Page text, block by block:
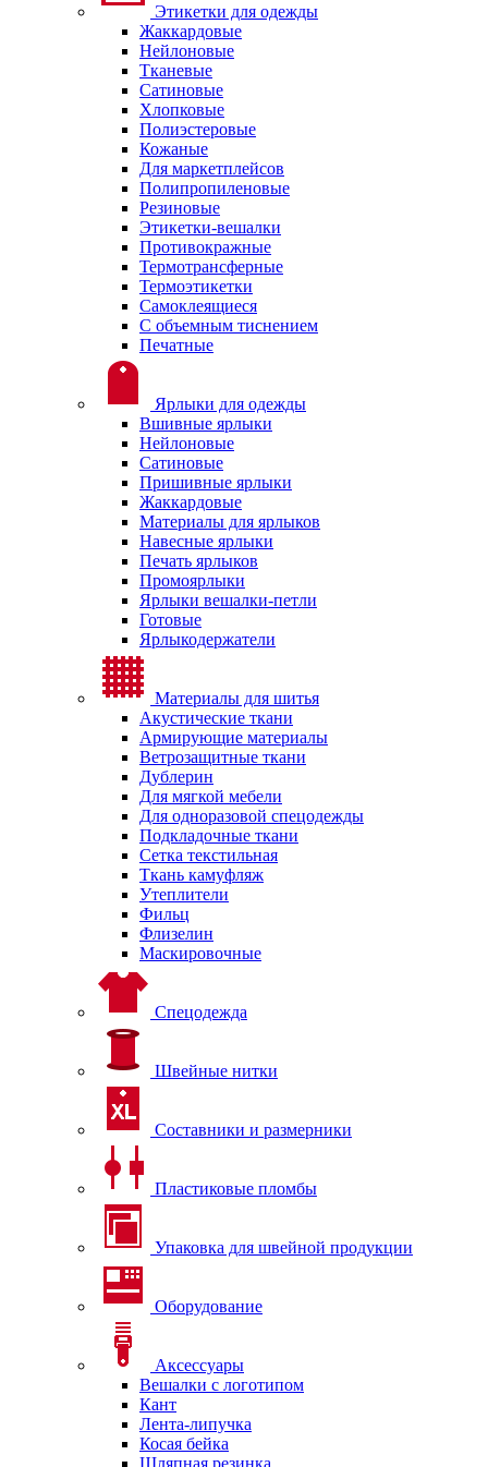
Этикетки для одежды
Жаккардовые
Нейлоновые
Тканевые
Сатиновые
Хлопковые
Полиэстеровые
Кожаные
Для маркетплейсов
Полипропиленовые
Резиновые
Этикетки-вешалки
Противокражные
Термотрансферные
Термоэтикетки
Самоклеящиеся
С объемным тиснением
Печатные
Ярлыки для одежды
Вшивные ярлыки
Нейлоновые
Сатиновые
Пришивные ярлыки
Жаккардовые
Материалы для ярлыков
Навесные ярлыки
Печать ярлыков
Промоярлыки
Ярлыки вешалки-петли
Готовые
Ярлыкодержатели
Материалы для шитья
Акустические ткани
Армирующие материалы
Ветрозащитные ткани
Дублерин
Для мягкой мебели
Для одноразовой спецодежды
Подкладочные ткани
Сетка текстильная
Ткань камуфляж
Утеплители
Фильц
Флизелин
Маскировочные
Спецодежда
Швейные нитки
Составники и размерники
Пластиковые пломбы
Упаковка для швейной продукции
Оборудование
Аксессуары
Вешалки с логотипом
Кант
Лента-липучка
Косая бейка
Шляпная резинка